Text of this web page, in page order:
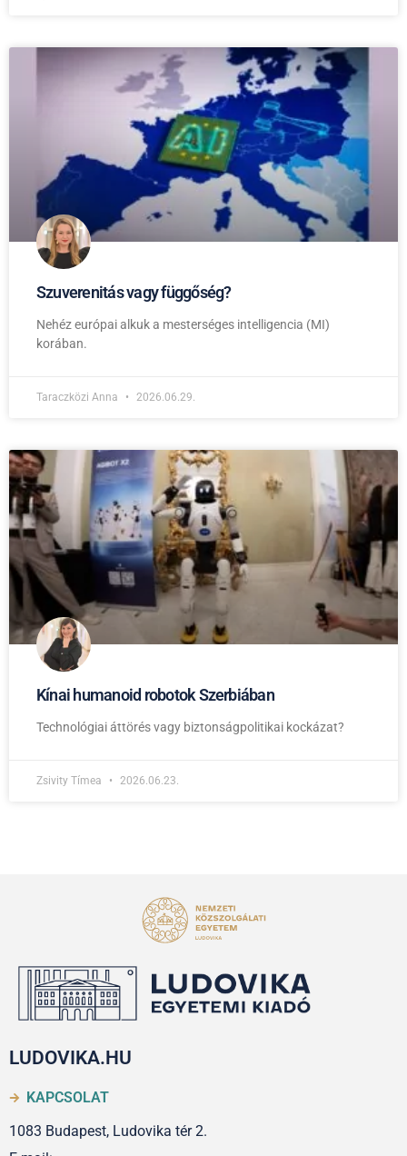
Szuverenitás vagy függőség?
Nehéz európai alkuk a mesterséges intelligencia (MI)
korában.
Taraczközi Anna 2026.06.29.
Kínai humanoid robotok Szerbiában
Technológiai áttörés vagy biztonságpolitikai kockázat?
Zsivity Tímea 2026.06.23.
LUDOVIKA.HU
KAPCSOLAT
1083 Budapest, Ludovika tér 2.